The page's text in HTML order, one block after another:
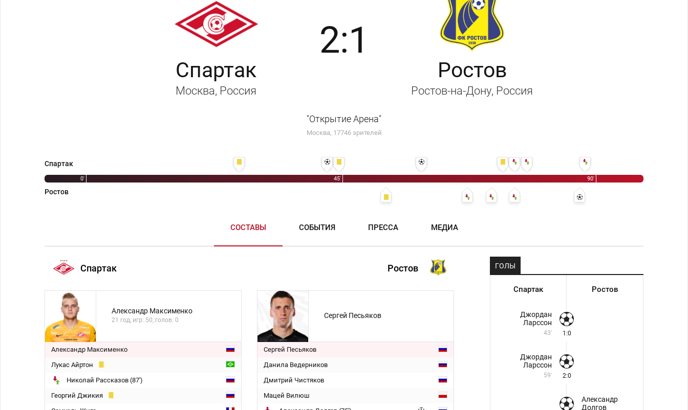
Спартак
Москва, Россия
2:1
Ростов
Ростов-на-Дону, Россия
"Открытие Арена"
Москва, 17746 зрителей
0' 45' 90'
Спартак
Ростов
73' Георгий Джикия
74' Роман Зобнин - Лоренсо Мельгарехо
77' Эсекель Понсе - Андре Шюррле
67' Ивелин Попов - Хорен Байрамян
71' Бьёрн Сигурдарсон - Элдор Шомуродов
75' Мацей Вилюш - Александр Долгов
СОСТАВЫ СОБЫТИЯ ПРЕССА МЕДИА
Спартак Ростов
Александр Максименко
21 год, игр: 50, голов: 0
Александр Максименко
Лукас Айртон
Николай Рассказов (87')
Георгий Джикия
Сергей Песьяков
Сергей Песьяков
Данила Ведерников
Дмитрий Чистяков
Мацей Вилюш
ГОЛЫ
Спартак Ростов
Джордан
Ларссон
43' 1:0
Джордан
Ларссон
59' 2:0
Александр
Долгов